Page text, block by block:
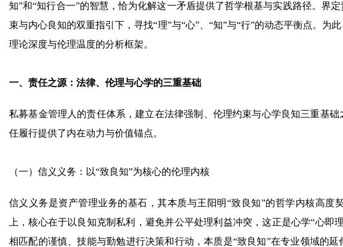
知”和“知行合一”的智慧，恰为化解这一矛盾提供了哲学根基与实践路径。界
束与内心良知的双重指引下，寻找“理”与“心”、“知”与“行”的动态平衡点。
理论深度与伦理温度的分析框架。
一、责任之源：法律、伦理与心学的三重基础
私募基金管理人的责任体系，建立在法律强制、伦理约束与心学良知三重基
任履行提供了内在动力与价值锚点。
（一）信义义务：以“致良知”为核心的伦理内核
信义义务是资产管理业务的基石，其本质与王阳明“致良知”的哲学内核高度
上，核心在于以良知克制私利，避免并公平处理利益冲突，这正是心学“心
相匹配的谨慎、技能与勤勉进行决策和行动，本质是“致良知”在专业领域的